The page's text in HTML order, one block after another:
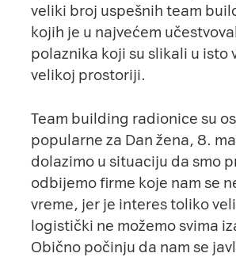
veliki broj uspešnih team
kojih je u najvećem
polaznika koji su slikali u isto
velikoj prostoriji.
Team building radionice su
popularne za Dan žena, 8.
dolazimo u situaciju da smo
odbijemo firme koje nam se
vreme, jer je interes toliko
logistički ne možemo svima
Obično počinju da nam se